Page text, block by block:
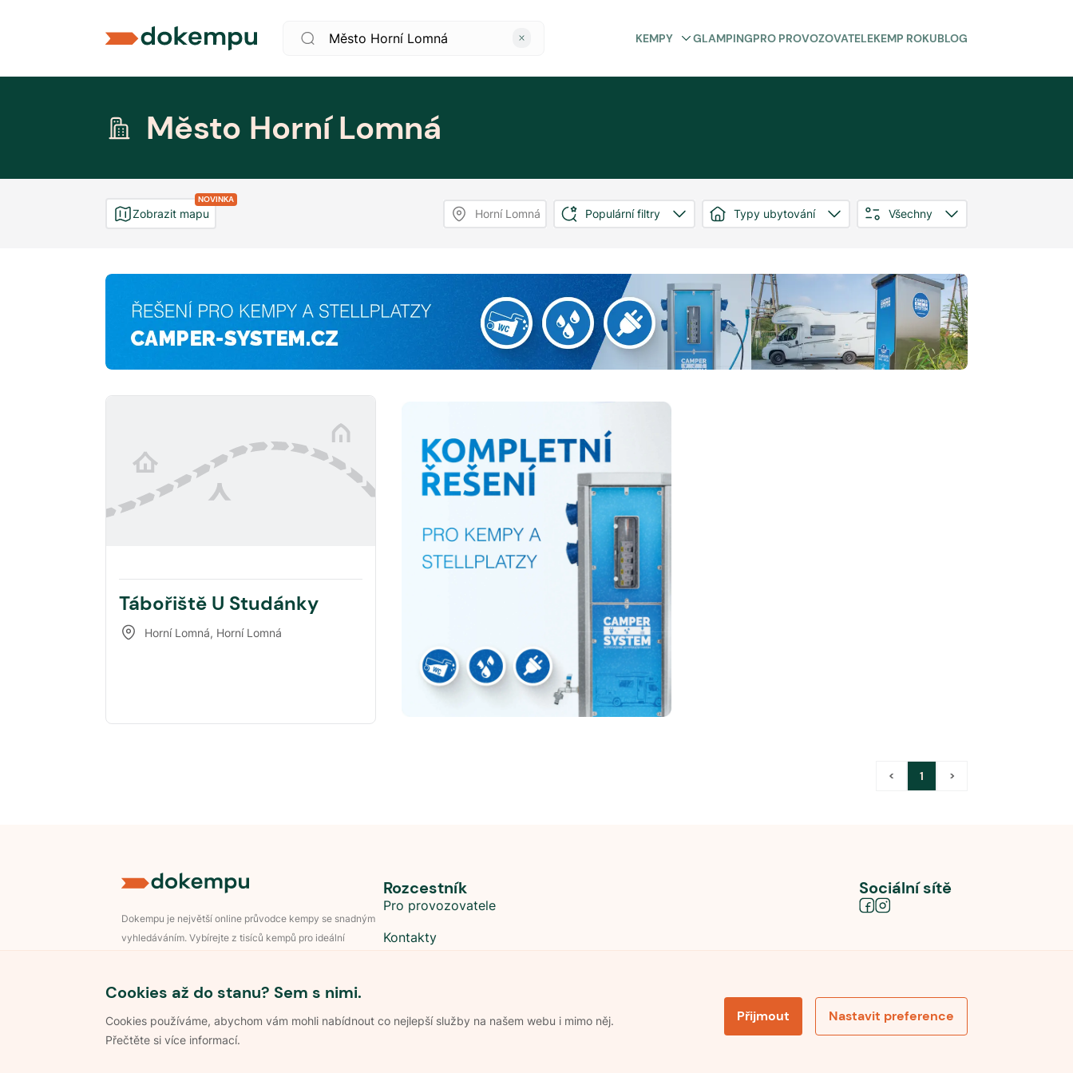
KEMPY GLAMPINGPRO PROVOZOVATELEKEMP ROKUBLOG
Město Horní Lomná
NOVINKA
Zobrazit mapu Horní Lomná Populární filtry Typy ubytování Všechny
Tábořiště U Studánky
Horní Lomná, Horní Lomná
< 1 >
Cookies až do stanu? Sem s nimi.
Cookies používáme, abychom vám mohli nabídnout co nejlepší služby na našem webu i mimo něj.
Přečtěte si více informací.
Přijmout Nastavit preference
Dokempu je největší online průvodce kempy se snadným
vyhledáváním. Vybírejte z tisíců kempů pro ideální
Rozcestník
Pro provozovatele
Kontakty
Sociální sítě